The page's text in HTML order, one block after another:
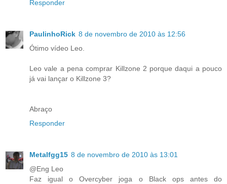
Responder
PaulinhoRick 8 de novembro de 2010 às 12:56
Ótimo vídeo Leo.
Leo vale a pena comprar Killzone 2 porque daqui a pouco
já vai lançar o Killzone 3?
Abraço
Responder
Metalfgg15 8 de novembro de 2010 às 13:01
@Eng Leo
Faz igual o Overcyber joga o Black ops antes do